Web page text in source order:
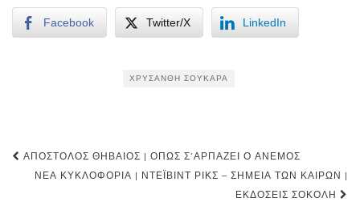
Facebook Twitter/X LinkedIn
ΧΡΥΣΆΝΘΗ ΣΟΥΚΑΡΆ
Post
navigation
ΑΠΌΣΤΟΛΟΣ ΘΗΒΑΊΟΣ | ΌΠΩΣ Σ’ΑΡΠΆΖΕΙ Ο ΆΝΕΜΟΣ
ΝΈΑ ΚΥΚΛΟΦΟΡΊΑ | ΝΤΈΙΒΙΝΤ ΡΙΚΣ – ΣΗΜΕΊΑ ΤΩΝ ΚΑΙΡΏΝ |
ΕΚΔΌΣΕΙΣ ΣΟΚΌΛΗ